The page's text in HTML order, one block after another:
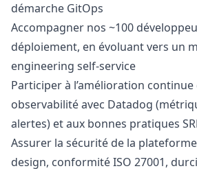
démarche GitOps
Accompagner nos ~100
déploiement, en évoluant vers un
engineering self-service
Participer à l’amélioration
observabilité avec Datadog
alertes) et aux bonnes pratiques
Assurer la sécurité de la
design, conformité ISO 27001,